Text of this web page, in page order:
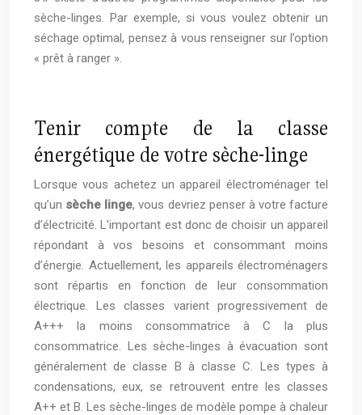
sèche-linges. Par exemple, si vous voulez obtenir un
séchage optimal, pensez à vous renseigner sur l’option
« prêt à ranger ».
Tenir compte de la classe
énergétique de votre sèche-linge
Lorsque vous achetez un appareil électroménager tel
qu’un sèche linge, vous devriez penser à votre facture
d’électricité. L’important est donc de choisir un appareil
répondant à vos besoins et consommant moins
d’énergie. Actuellement, les appareils électroménagers
sont répartis en fonction de leur consommation
électrique. Les classes varient progressivement de
A+++ la moins consommatrice à C la plus
consommatrice. Les sèche-linges à évacuation sont
généralement de classe B à classe C. Les types à
condensations, eux, se retrouvent entre les classes
A++ et B. Les sèche-linges de modèle pompe à chaleur